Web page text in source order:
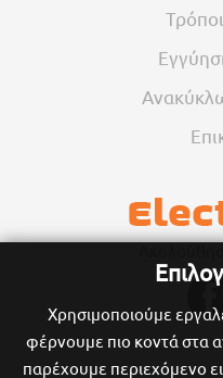
Χρησιμοποιούμε
φέρνουμε πιο κοντά στα
παρέχουμε περιεχόμενο